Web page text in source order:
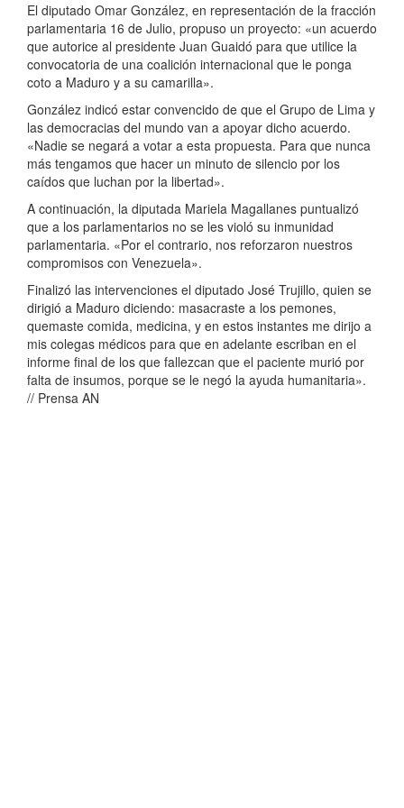
El diputado Omar González, en representación de la fracción
parlamentaria 16 de Julio, propuso un proyecto: «un acuerdo
que autorice al presidente Juan Guaidó para que utilice la
convocatoria de una coalición internacional que le ponga
coto a Maduro y a su camarilla».
González indicó estar convencido de que el Grupo de Lima y
las democracias del mundo van a apoyar dicho acuerdo.
«Nadie se negará a votar a esta propuesta. Para que nunca
más tengamos que hacer un minuto de silencio por los
caídos que luchan por la libertad».
A continuación, la diputada Mariela Magallanes puntualizó
que a los parlamentarios no se les violó su inmunidad
parlamentaria. «Por el contrario, nos reforzaron nuestros
compromisos con Venezuela».
Finalizó las intervenciones el diputado José Trujillo, quien se
dirigió a Maduro diciendo: masacraste a los pemones,
quemaste comida, medicina, y en estos instantes me dirijo a
mis colegas médicos para que en adelante escriban en el
informe final de los que fallezcan que el paciente murió por
falta de insumos, porque se le negó la ayuda humanitaria».
// Prensa AN